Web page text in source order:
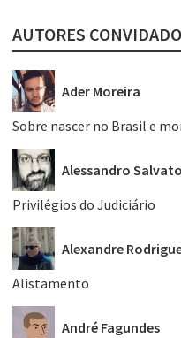
AUTORES
Ader Moreira
Sobre nascer no Brasil e
Alessandro
Privilégios do Judiciário
Alexandre
Alistamento
André Fagundes